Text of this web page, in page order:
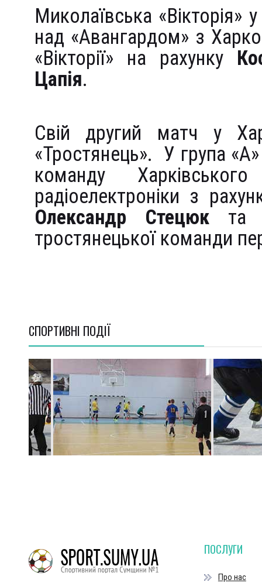
Миколаївська «Вікторія»
над «Авангардом» з
«Вікторії» на рахунку
Цапія.
Свій другий матч у
«Тростянець». У група
команду Харківського
радіоелектроніки з
Олександр Стецюк
тростянецької команди
СПОРТИВНI ПОДІЇ
ПОСЛУГИ
Про нас